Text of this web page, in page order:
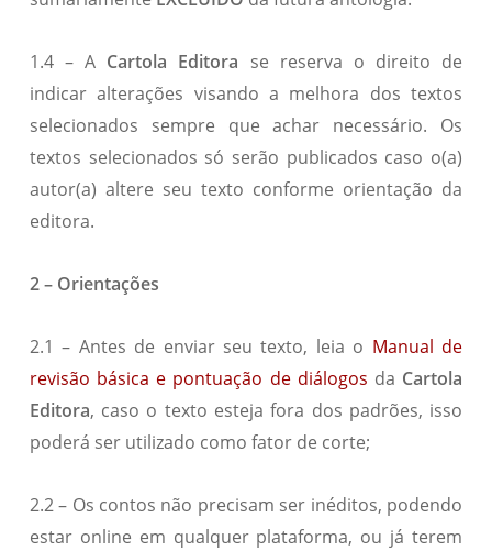
1.4 – A Cartola Editora se reserva o direito de
indicar alterações visando a melhora dos textos
selecionados sempre que achar necessário. Os
textos selecionados só serão publicados caso o(a)
autor(a) altere seu texto conforme orientação da
editora.
2 – Orientações
2.1 – Antes de enviar seu texto, leia o Manual de
revisão básica e pontuação de diálogos da Cartola
Editora, caso o texto esteja fora dos padrões, isso
poderá ser utilizado como fator de corte;
2.2 – Os contos não precisam ser inéditos, podendo
estar online em qualquer plataforma, ou já terem